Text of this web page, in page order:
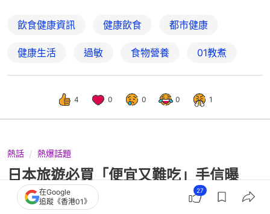
飲食健康資訊 健康飲食 都市健康
健康生活 過敏 食物營養 01教煮
4 0 0 0 1
熱話 熱爆話題
日本旅遊必買「便宜又難吃」手信曝
光 他發文求推薦：買來送主管
在Google
追蹤《香港01》
27